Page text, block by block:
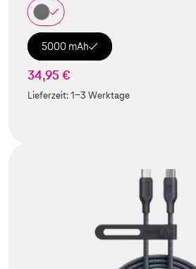
5000 mAh
34,95 €
Lieferzeit:1-3 Werktage